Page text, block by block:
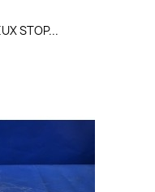
STOP...